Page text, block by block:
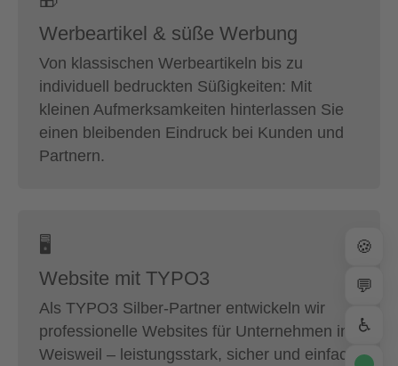
Werbeartikel & süße Werbung
Von klassischen Werbeartikeln bis zu
individuell bedruckten Süßigkeiten: Mit
kleinen Aufmerksamkeiten hinterlassen Sie
einen bleibenden Eindruck bei Kunden und
Partnern.
🖥
Website mit TYPO3
Als TYPO3 Silber-Partner entwickeln wir
professionelle Websites für Unternehmen in
Weisweil – leistungsstark, sicher und einfach
🍪
💬
♿